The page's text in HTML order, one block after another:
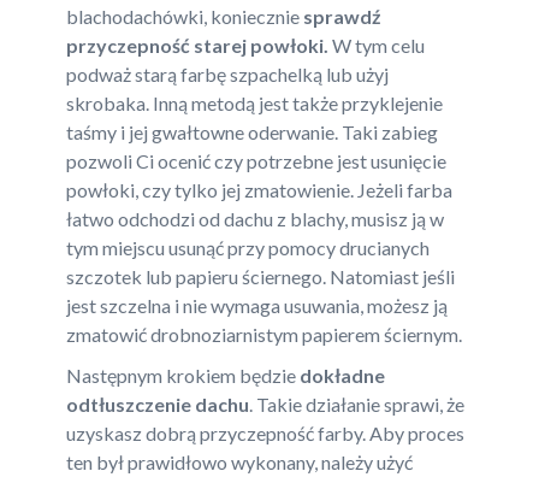
blachodachówki, koniecznie sprawdź
przyczepność starej powłoki. W tym celu
podważ starą farbę szpachelką lub użyj
skrobaka. Inną metodą jest także przyklejenie
taśmy i jej gwałtowne oderwanie. Taki zabieg
pozwoli Ci ocenić czy potrzebne jest usunięcie
powłoki, czy tylko jej zmatowienie. Jeżeli farba
łatwo odchodzi od dachu z blachy, musisz ją w
tym miejscu usunąć przy pomocy drucianych
szczotek lub papieru ściernego. Natomiast jeśli
jest szczelna i nie wymaga usuwania, możesz ją
zmatowić drobnoziarnistym papierem ściernym.
Następnym krokiem będzie dokładne
odtłuszczenie dachu . Takie działanie sprawi, że
uzyskasz dobrą przyczepność farby. Aby proces
ten był prawidłowo wykonany, należy użyć